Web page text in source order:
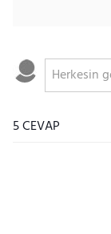
5 CEVAP